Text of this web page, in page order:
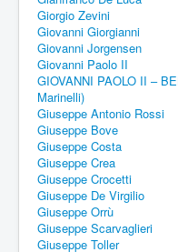
Giorgio Zevini
Giovanni Giorgianni
Giovanni Jorgensen
Giovanni Paolo II
GIOVANNI PAOLO II –
Marinelli)
Giuseppe Antonio Rossi
Giuseppe Bove
Giuseppe Costa
Giuseppe Crea
Giuseppe Crocetti
Giuseppe De Virgilio
Giuseppe Orrù
Giuseppe Scarvaglieri
Giuseppe Toller